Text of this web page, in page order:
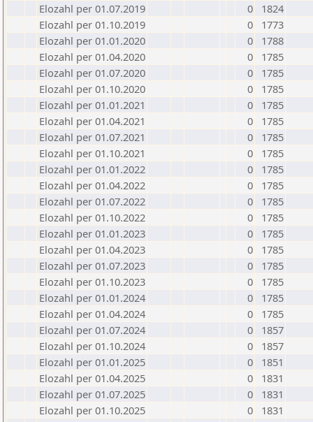
Elozahl per 01.07.2019
0
1824
Elozahl per 01.10.2019
0
1773
Elozahl per 01.01.2020
0
1788
Elozahl per 01.04.2020
0
1785
Elozahl per 01.07.2020
0
1785
Elozahl per 01.10.2020
0
1785
Elozahl per 01.01.2021
0
1785
Elozahl per 01.04.2021
0
1785
Elozahl per 01.07.2021
0
1785
Elozahl per 01.10.2021
0
1785
Elozahl per 01.01.2022
0
1785
Elozahl per 01.04.2022
0
1785
Elozahl per 01.07.2022
0
1785
Elozahl per 01.10.2022
0
1785
Elozahl per 01.01.2023
0
1785
Elozahl per 01.04.2023
0
1785
Elozahl per 01.07.2023
0
1785
Elozahl per 01.10.2023
0
1785
Elozahl per 01.01.2024
0
1785
Elozahl per 01.04.2024
0
1785
Elozahl per 01.07.2024
0
1857
Elozahl per 01.10.2024
0
1857
Elozahl per 01.01.2025
0
1851
Elozahl per 01.04.2025
0
1831
Elozahl per 01.07.2025
0
1831
Elozahl per 01.10.2025
0
1831